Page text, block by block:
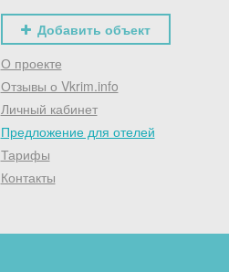
Добавить объект
О проекте
Отзывы о Vkrim.info
Личный кабинет
Предложение для отелей
Тарифы
Контакты